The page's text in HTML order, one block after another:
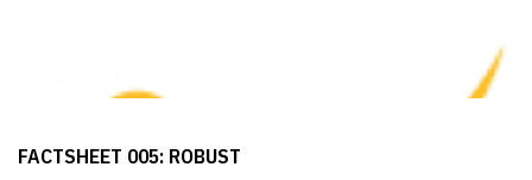
FACTSHEET 005: ROBUST